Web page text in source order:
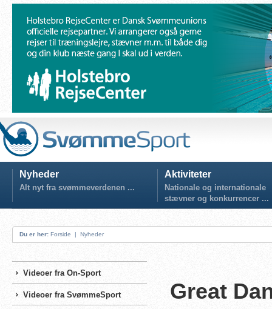
Nyheder
Alt nyt fra svømmeverdenen ...
Aktiviteter
Nationale og internationale
stævner og konkurrencer ...
Du er her: Forside | Nyheder
Videoer fra On-Sport
Videoer fra SvømmeSport Great